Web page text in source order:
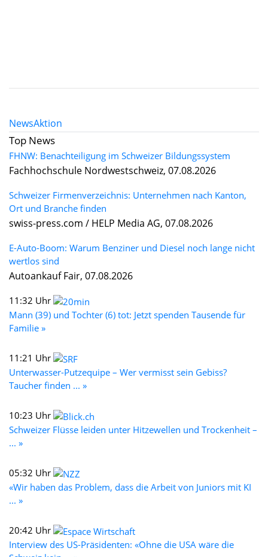
NewsAktion
Top News
FHNW: Benachteiligung im Schweizer Bildungssystem
Fachhochschule Nordwestschweiz, 07.08.2026
Schweizer Firmenverzeichnis: Unternehmen nach Kanton,
Ort und Branche finden
swiss-press.com / HELP Media AG, 07.08.2026
E-Auto-Boom: Warum Benziner und Diesel noch lange nicht
wertlos sind
Autoankauf Fair, 07.08.2026
11:32 Uhr
Mann (39) und Tochter (6) tot: Jetzt spenden Tausende für
Familie »
11:21 Uhr
Unterwasser-Putzequipe – Wer vermisst sein Gebiss?
Taucher finden ... »
10:23 Uhr
Schweizer Flüsse leiden unter Hitzewellen und Trockenheit –
... »
05:32 Uhr
«Wir haben das Problem, dass die Arbeit von Juniors mit KI
... »
20:42 Uhr
Interview des US-Präsidenten: «Ohne die USA wäre die